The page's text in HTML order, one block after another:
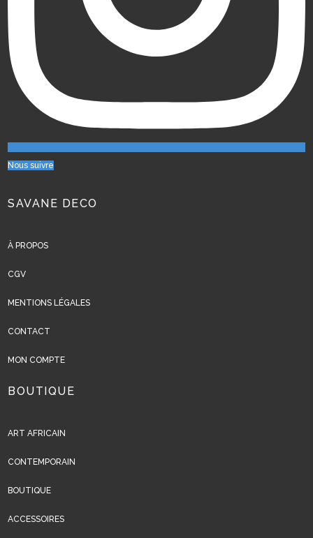
Nous suivre
SAVANE DECO
À PROPOS
CGV
MENTIONS LÉGALES
CONTACT
MON COMPTE
BOUTIQUE
ART AFRICAIN
CONTEMPORAIN
BOUTIQUE
ACCESSOIRES